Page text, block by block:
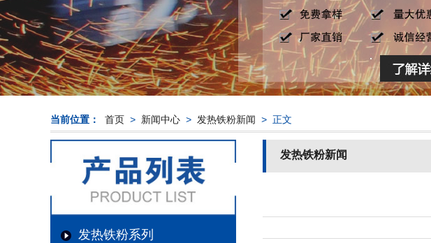
当前位置： 首页 > 新闻中心 > 发热铁粉新闻 > 正文
发热铁粉系列
发热铁粉新闻